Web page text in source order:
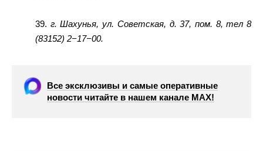
39. г. Шахунья, ул. Советская, д. 37, пом. 8, тел 8
(83152) 2−17−00.
Все эксклюзивы и самые оперативные
новости читайте в нашем канале МАХ!